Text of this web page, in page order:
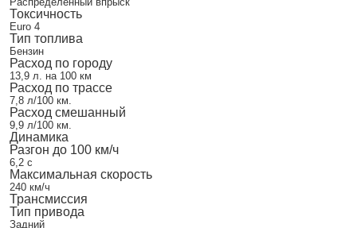
Токсичность
Euro 4
Тип топлива
Бензин
Расход по городу
13,9 л. на 100 км
Расход по трассе
7,8 л/100 км.
Расход смешанный
9,9 л/100 км.
Динамика
Разгон до 100 км/ч
6,2 с
Максимальная скорость
240 км/ч
Трансмиссия
Тип привода
Задний